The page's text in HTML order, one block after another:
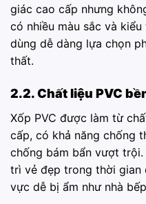
giác cao cấp nhưng
có nhiều màu sắc và
dùng dễ dàng lựa chọn
thất.
2.2. Chất liệu PVC
Xốp PVC được làm từ
cấp, có khả năng chống
chống bám bẩn vượt
trì vẻ đẹp trong thời gian
vực dễ bị ẩm như nhà